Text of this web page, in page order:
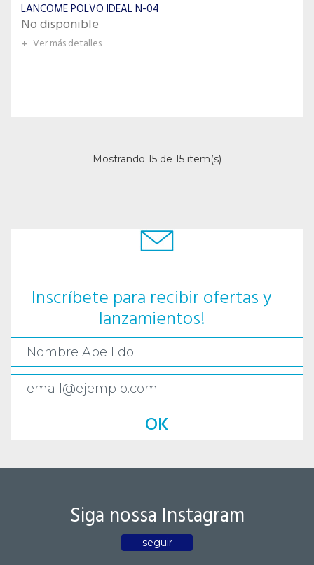
LANCOME POLVO IDEAL N-04
No disponible
+ Ver más detalles
Mostrando 15 de 15 item(s)
Inscríbete para recibir ofertas y
lanzamientos!
OK
Siga nossa Instagram
seguir